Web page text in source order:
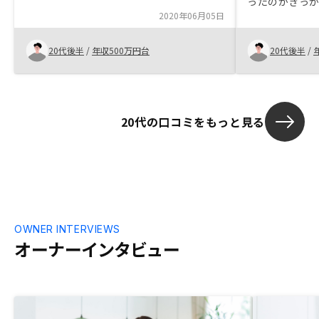
2020年06月05日
20代後半 / 年収500万円台
き、不安な面
とができまし
20代後半 /
20代の口コミをもっと見る
オーナーインタビュー
OWNER INTERVIEWS